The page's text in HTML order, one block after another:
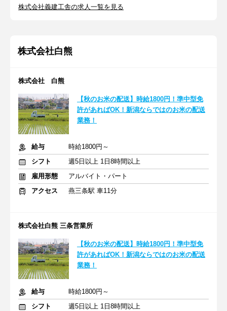
株式会社義建工舎の求人一覧を見る
株式会社白熊
株式会社 白熊
【秋のお米の配送】時給1800円！準中型免
許があればOK！新潟ならではのお米の配送
業務！
給与
時給1800円～
シフト
週5日以上 1日8時間以上
雇用形態
アルバイト・パート
アクセス
燕三条駅 車11分
株式会社白熊 三条営業所
【秋のお米の配送】時給1800円！準中型免
許があればOK！新潟ならではのお米の配送
業務！
給与
時給1800円～
シフト
週5日以上 1日8時間以上